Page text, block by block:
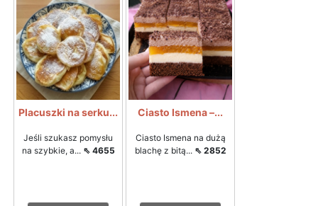
Placuszki na serku...
Jeśli szukasz pomysłu
na szybkie, a... ⇖ 4655
Ciasto Ismena –...
Ciasto Ismena na dużą
blachę z bitą... ⇖ 2852